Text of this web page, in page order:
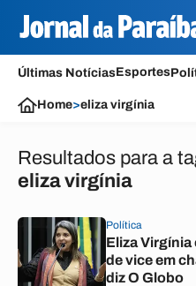
Últimas NotíciasEsportes
Home>eliza virgínia
Resultados para a
eliza virgínia
Política
Eliza
de vice em
diz O Globo